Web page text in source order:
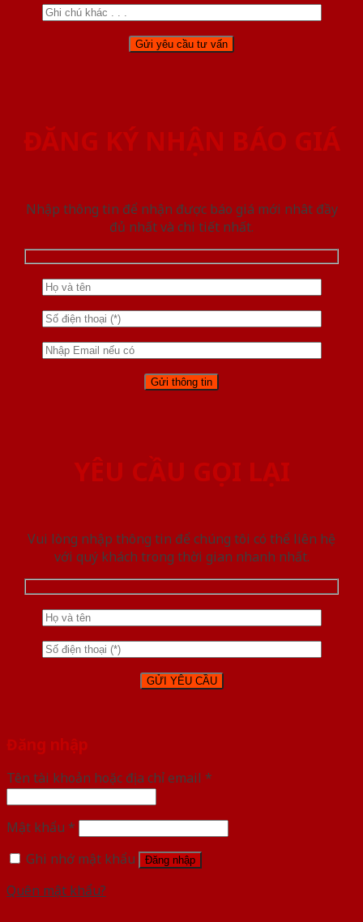
ĐĂNG KÝ NHẬN BÁO GIÁ
Nhập thông tin để nhận được báo giá mới nhât đầy
đủ nhất và chi tiết nhất.
YÊU CẦU GỌI LẠI
Vui lòng nhập thông tin để chúng tôi có thể liên hệ
với quý khách trong thời gian nhanh nhất.
Đăng nhập
Tên tài khoản hoặc địa chỉ email *
Mật khẩu *
Ghi nhớ mật khẩu
Đăng nhập
Quên mật khẩu?